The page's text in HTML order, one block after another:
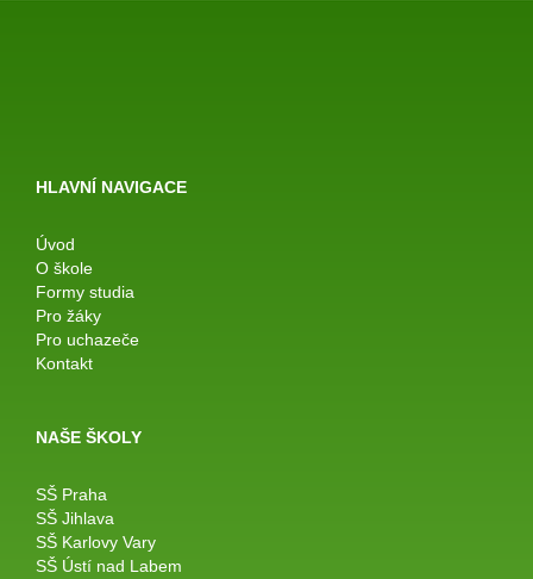
HLAVNÍ NAVIGACE
Úvod
O škole
Formy studia
Pro žáky
Pro uchazeče
Kontakt
NAŠE ŠKOLY
SŠ Praha
SŠ Jihlava
SŠ Karlovy Vary
SŠ Ústí nad Labem